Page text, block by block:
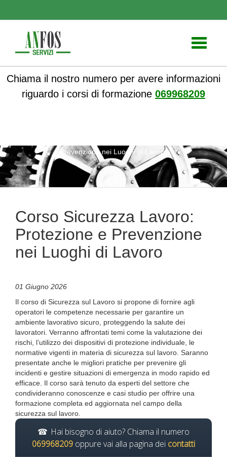
Toggle
Chiama il nostro numero per avere informazioni
riguardo i corsi di formazione 069968209
Prevenzione nei Luoghi di Lavoro
Corso Sicurezza Lavoro:
Protezione e Prevenzione
nei Luoghi di Lavoro
01 Giugno 2026
Il corso di Sicurezza sul Lavoro si propone di fornire agli
operatori le competenze necessarie per garantire un
ambiente lavorativo sicuro, proteggendo la salute dei
lavoratori. Verranno affrontati temi come la valutazione dei
rischi, l’utilizzo dei dispositivi di protezione individuale, le
normative vigenti in materia di sicurezza sul lavoro. Saranno
presentate anche le migliori pratiche per prevenire gli
incidenti e gestire situazioni di emergenza in modo rapido ed
efficace. Il corso sarà tenuto da esperti del settore che
condivideranno conoscenze e casi studio per offrire una
formazione completa ed aggiornata nel campo della
sicurezza sul lavoro.
Hai bisogno di aiuto? Chiama il numero
069968209 oppure vai alla pagina dei contatti